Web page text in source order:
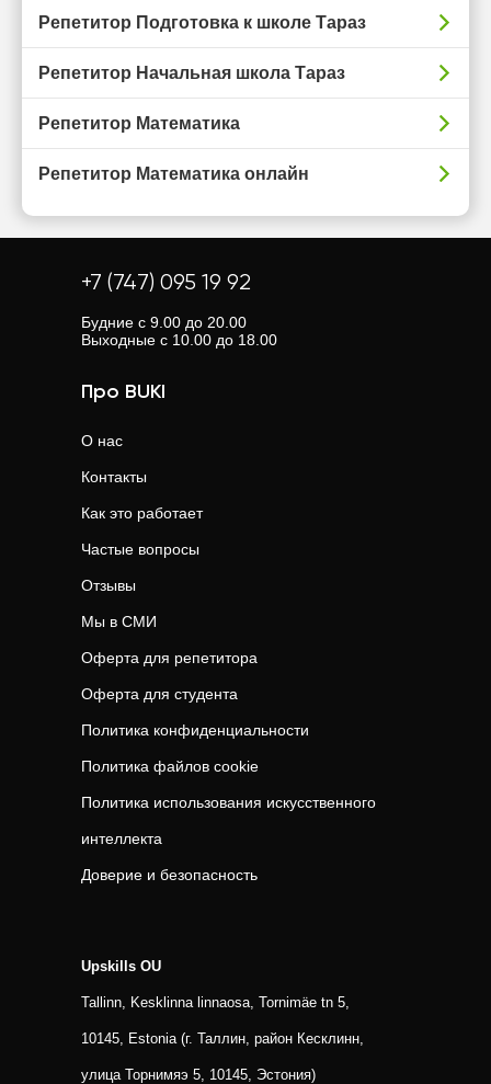
Репетитор Подготовка к школе Тараз
Репетитор Начальная школа Тараз
Репетитор Математика
Репетитор Математика онлайн
+7 (747) 095 19 92
Будние с 9.00 до 20.00
Выходные с 10.00 до 18.00
Про BUKI
О нас
Контакты
Как это работает
Частые вопросы
Отзывы
Мы в СМИ
Оферта для репетитора
Оферта для студента
Политика конфиденциальности
Политика файлов cookie
Политика использования искусственного
интеллекта
Доверие и безопасность
Upskills OU
Tallinn, Kesklinna linnaosa, Tornimäe tn 5,
10145, Estonia (г. Таллин, район Кесклинн,
улица Торнимяэ 5, 10145, Эстония)